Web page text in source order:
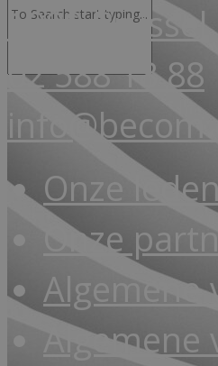
1000 Brussel
02 588 18 88
Onze leden
Onze
Algemene